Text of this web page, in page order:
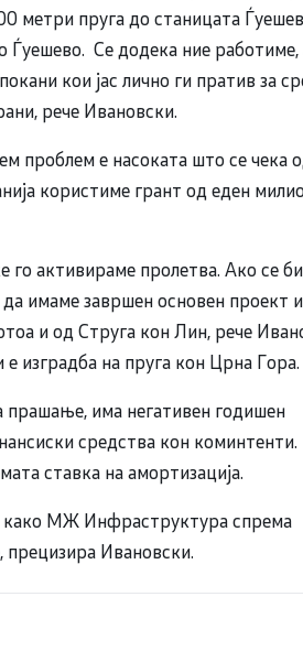
метри пруга до станицата
Ѓуешево. Се додека ние работиме,
кои јас лично ги пратив за
рече Ивановски.
проблем е насоката што се чека
користиме грант од еден
активираме пролетва. Ако се
имаме завршен основен проект
и од Струга кон Лин, рече
изградба на пруга кон Црна Гора.
има негативен годишен
средства кон коминтенти.
ставка на амортизација.
како МЖ Инфраструктура спрема
прецизира Ивановски.